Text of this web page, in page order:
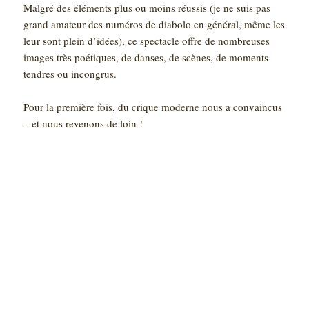
Malgré des éléments plus ou moins réussis (je ne suis pas
grand amateur des numéros de diabolo en général, même les
leur sont plein d’idées), ce spectacle offre de nombreuses
images très poétiques, de danses, de scènes, de moments
tendres ou incongrus.
Pour la première fois, du crique moderne nous a convaincus
– et nous revenons de loin !